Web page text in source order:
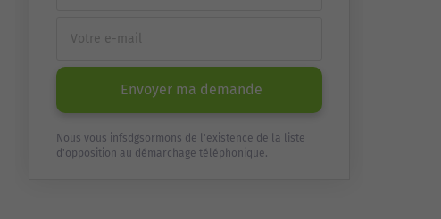
Envoyer ma demande
Nous vous infsdgsormons de l'existence de la liste
d'opposition au démarchage téléphonique.